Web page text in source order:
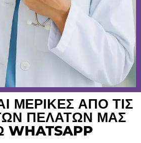
ΜΕΡΙΚΕΣ ΑΠΟ ΤΙΣ
ΠΕΛΑΤΩΝ ΜΑΣ
WHATSAPP